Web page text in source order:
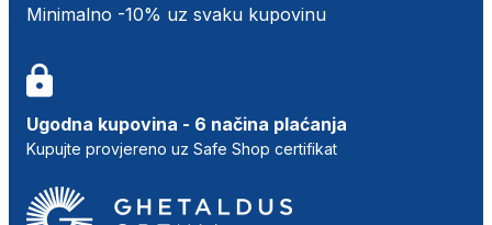
Minimalno -10% uz svaku kupovinu
Ugodna kupovina - 6 načina plaćanja
Kupujte provjereno uz Safe Shop certifikat